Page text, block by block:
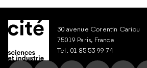
30 avenue Corentin Cariou
75019 Paris, France
Tel. 01 85 53 99 74